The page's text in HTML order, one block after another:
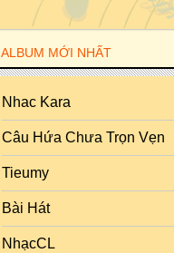
ALBUM MỚI NHẤT
Nhac Kara
Câu Hứa Chưa Trọn Vẹn
Tieumy
Bài Hát
NhạcCL